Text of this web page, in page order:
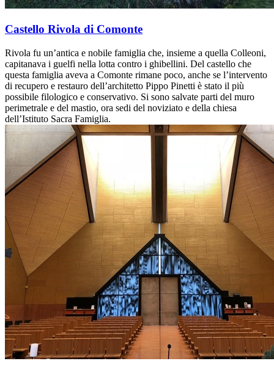
Castello Rivola di Comonte
Rivola fu un’antica e nobile famiglia che, insieme a quella Colleoni,
capitanava i guelfi nella lotta contro i ghibellini. Del castello che
questa famiglia aveva a Comonte rimane poco, anche se l’intervento
di recupero e restauro dell’architetto Pippo Pinetti è stato il più
possibile filologico e conservativo. Si sono salvate parti del muro
perimetrale e del mastio, ora sedi del noviziato e della chiesa
dell’Istituto Sacra Famiglia.